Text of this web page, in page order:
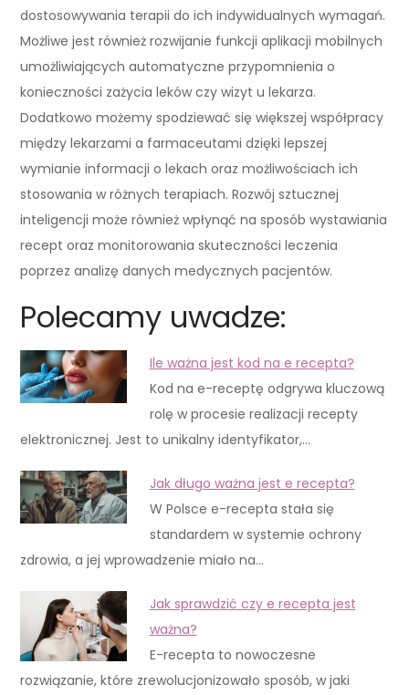
dostosowywania terapii do ich indywidualnych wymagań.
Możliwe jest również rozwijanie funkcji aplikacji mobilnych
umożliwiających automatyczne przypomnienia o
konieczności zażycia leków czy wizyt u lekarza.
Dodatkowo możemy spodziewać się większej współpracy
między lekarzami a farmaceutami dzięki lepszej
wymianie informacji o lekach oraz możliwościach ich
stosowania w różnych terapiach. Rozwój sztucznej
inteligencji może również wpłynąć na sposób wystawiania
recept oraz monitorowania skuteczności leczenia
poprzez analizę danych medycznych pacjentów.
Polecamy uwadze:
Ile ważna jest kod na e recepta?
Kod na e-receptę odgrywa kluczową
rolę w procesie realizacji recepty
elektronicznej. Jest to unikalny identyfikator,…
Jak długo ważna jest e recepta?
W Polsce e-recepta stała się
standardem w systemie ochrony
zdrowia, a jej wprowadzenie miało na…
Jak sprawdzić czy e recepta jest
ważna?
E-recepta to nowoczesne
rozwiązanie, które zrewolucjonizowało sposób, w jaki